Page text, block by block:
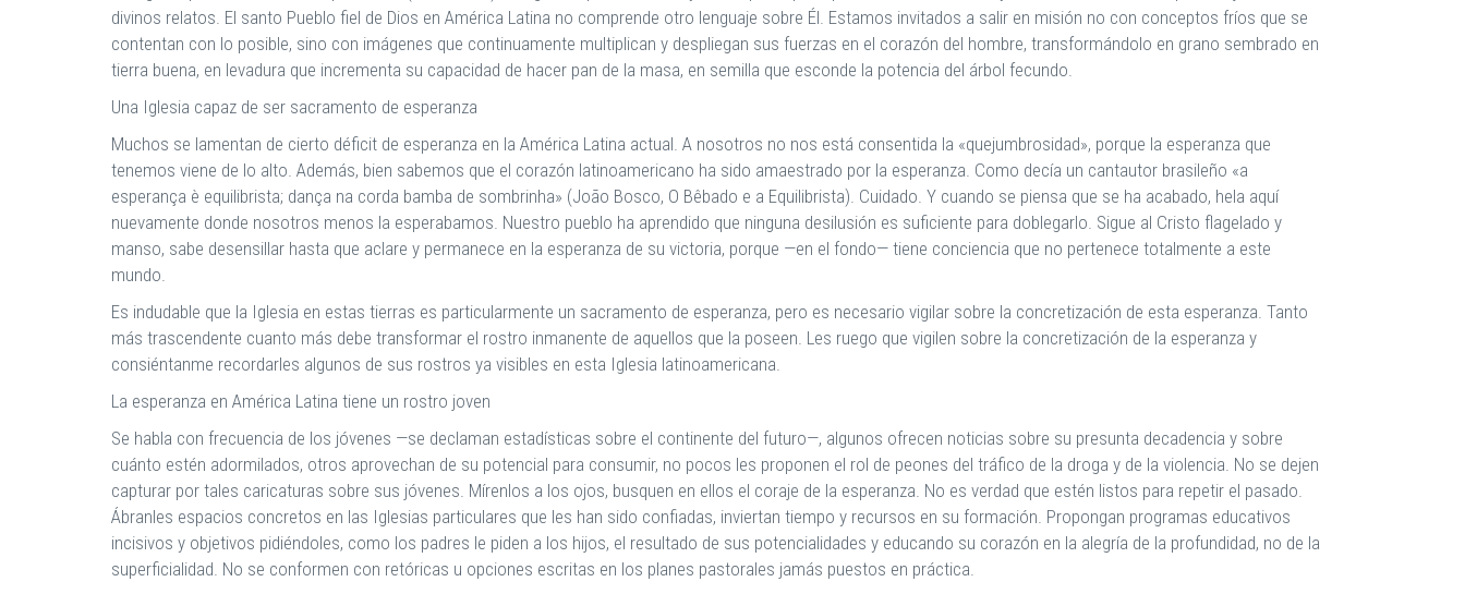
divinos relatos. El santo Pueblo fiel de Dios en América Latina no comprende otro lenguaje sobre Él. Estamos invitados a salir en misión no con conceptos fríos que se
contentan con lo posible, sino con imágenes que continuamente multiplican y despliegan sus fuerzas en el corazón del hombre, transformándolo en grano sembrado en
tierra buena, en levadura que incrementa su capacidad de hacer pan de la masa, en semilla que esconde la potencia del árbol fecundo.
Una Iglesia capaz de ser sacramento de esperanza
Muchos se lamentan de cierto déficit de esperanza en la América Latina actual. A nosotros no nos está consentida la «quejumbrosidad», porque la esperanza que
tenemos viene de lo alto. Además, bien sabemos que el corazón latinoamericano ha sido amaestrado por la esperanza. Como decía un cantautor brasileño «a
esperança è equilibrista; dança na corda bamba de sombrinha» (João Bosco, O Bêbado e a Equilibrista). Cuidado. Y cuando se piensa que se ha acabado, hela aquí
nuevamente donde nosotros menos la esperabamos. Nuestro pueblo ha aprendido que ninguna desilusión es suficiente para doblegarlo. Sigue al Cristo flagelado y
manso, sabe desensillar hasta que aclare y permanece en la esperanza de su victoria, porque —en el fondo— tiene conciencia que no pertenece totalmente a este
mundo.
Es indudable que la Iglesia en estas tierras es particularmente un sacramento de esperanza, pero es necesario vigilar sobre la concretización de esta esperanza. Tanto
más trascendente cuanto más debe transformar el rostro inmanente de aquellos que la poseen. Les ruego que vigilen sobre la concretización de la esperanza y
consiéntanme recordarles algunos de sus rostros ya visibles en esta Iglesia latinoamericana.
La esperanza en América Latina tiene un rostro joven
Se habla con frecuencia de los jóvenes —se declaman estadísticas sobre el continente del futuro—, algunos ofrecen noticias sobre su presunta decadencia y sobre
cuánto estén adormilados, otros aprovechan de su potencial para consumir, no pocos les proponen el rol de peones del tráfico de la droga y de la violencia. No se dejen
capturar por tales caricaturas sobre sus jóvenes. Mírenlos a los ojos, busquen en ellos el coraje de la esperanza. No es verdad que estén listos para repetir el pasado.
Ábranles espacios concretos en las Iglesias particulares que les han sido confiadas, inviertan tiempo y recursos en su formación. Propongan programas educativos
incisivos y objetivos pidiéndoles, como los padres le piden a los hijos, el resultado de sus potencialidades y educando su corazón en la alegría de la profundidad, no de la
superficialidad. No se conformen con retóricas u opciones escritas en los planes pastorales jamás puestos en práctica.